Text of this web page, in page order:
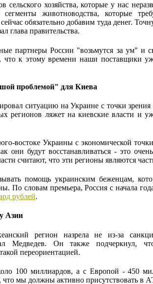
хозяйства, которые у нас
животноводства, которые
обязательно добавим туда денег.
глава правительства.
партнеры России "возьмутся за ум" и
к этому времени наши поставщики
проблемой" для Киева
ситуацию на Украине с точки
регионов ляжет на киевские власти и
востоке Украины с экономической
они будут восстанавливаться - это
считают, что эти регионы являются
помощь украинским беженцам,
По словам премьера, Россия с начала
рублей.
Азии
регион назрела не из-за
Медведев. Он также подчеркнул,
переориентацией.
100 миллиардов, а с Европой - 450
мы должны активно присутствовать в